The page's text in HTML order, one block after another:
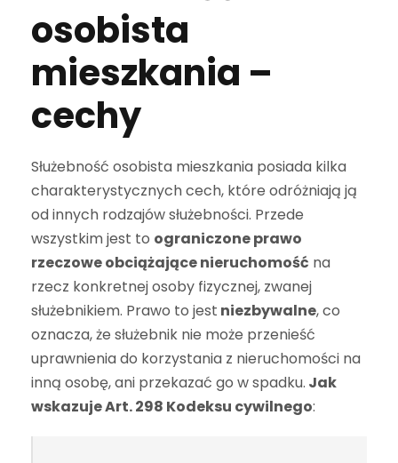
osobista
mieszkania –
cechy
Służebność osobista mieszkania posiada kilka
charakterystycznych cech, które odróżniają ją
od innych rodzajów służebności. Przede
wszystkim jest to ograniczone prawo
rzeczowe obciążające nieruchomość na
rzecz konkretnej osoby fizycznej, zwanej
służebnikiem. Prawo to jest niezbywalne, co
oznacza, że służebnik nie może przenieść
uprawnienia do korzystania z nieruchomości na
inną osobę, ani przekazać go w spadku. Jak
wskazuje Art. 298 Kodeksu cywilnego: